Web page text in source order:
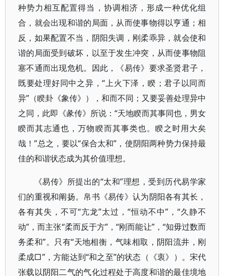
种势力相互配置得当，协调相济，形成一种优化组
合，就会出现和谐的局面，从而使事物得以亨通；相
反，如果配置不当，阴阳失调，刚柔乖异，就会使和
谐的局面受到破坏，以至于发生冲突，从而使事物阻
塞不通而出现危机。因此，《易传》要求圣贤君子，
既要处理好同中之异，“上火下泽，睽；君子以同而
异”（睽卦《象传》），和而不同；又要妥善处理异中
之同，此即《彖传》所说：“天地睽而其事同也，男女
睽而其志通也，万物睽而其事类也。睽之时用大矣
哉！”总之，要以“保合太和”，使阴阳两种势力保持最
佳的和谐状态成为其价值理想。
《易传》所提出的“太和”理想，受到历代易学家
们的重视和阐扬。帛书《易传》认为阴阳各有其长，
各有其失，不可“亢龙”太过，“恒动不中”，“久静不
动”，而主张“柔而反于方”，“刚而能让”，“知毋过数而
务柔和”。只有“天地相衡，气味相取，阴阳流井，刚
柔成□”，方能达到“和之至”的状态（《衷》）。宋代
张载以阴阳二气的气化过程处于高度和谐的最佳境地